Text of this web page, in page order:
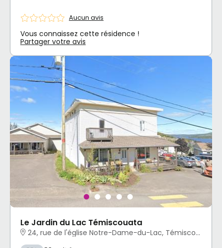
Aucun avis
Vous connaissez cette résidence !
Partager votre avis
Le Jardin du Lac Témiscouata
24, rue de l'église Notre-Dame-du-Lac, Témiscouata-sur-le-Lac, QC